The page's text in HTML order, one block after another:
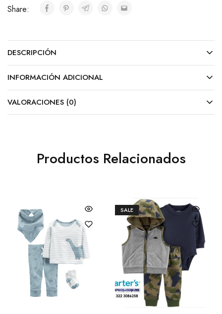
Share:
DESCRIPCIÓN
INFORMACIÓN ADICIONAL
VALORACIONES (0)
Productos Relacionados
SALE